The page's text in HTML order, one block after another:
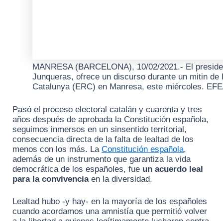
MANRESA (BARCELONA), 10/02/2021.- El
Junqueras, ofrece un discurso durante un mitin de
Catalunya (ERC) en Manresa, este miércoles.
Pasó el proceso electoral catalán y cuarenta y tres
años después de aprobada la Constitución española,
seguimos inmersos en un sinsentido territorial,
consecuencia directa de la falta de lealtad de los
menos con los más. La Constitución española,
además de un instrumento que garantiza la vida
democrática de los españoles, fue un acuerdo leal
para la convivenciaen la diversidad.
Lealtad hubo -y hay- en la mayoría de los españoles
cuando acordamos una amnistía que permitió volver